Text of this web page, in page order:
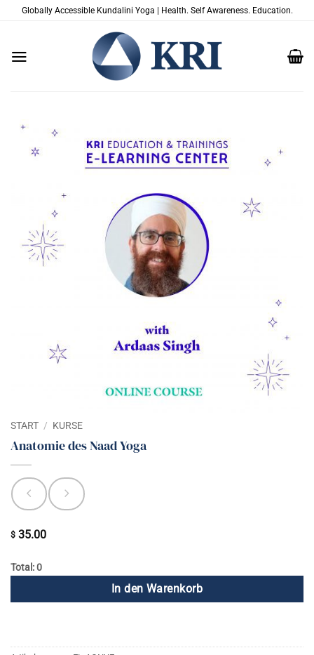
ZumGlobally Accessible Kundalini Yoga | Health. Self Awareness. Education.
START / KURSE
Anatomie des Naad Yoga
$ 35.00
Total: 0
In den Warenkorb